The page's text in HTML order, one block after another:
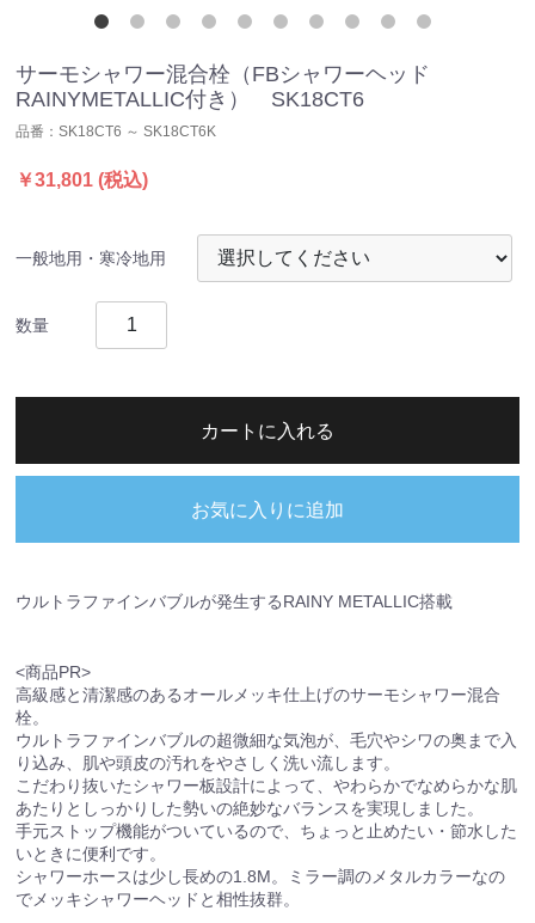
サーモシャワー混合栓（FBシャワーヘッド
RAINYMETALLIC付き） SK18CT6
品番： SK18CT6 ～ SK18CT6K
￥31,801 (税込)
一般地用・寒冷地用
数量
カートに入れる
お気に入りに追加
ウルトラファインバブルが発生するRAINY METALLIC搭載
<商品PR>
高級感と清潔感のあるオールメッキ仕上げのサーモシャワー混合
栓。
ウルトラファインバブルの超微細な気泡が、毛穴やシワの奥まで入
り込み、肌や頭皮の汚れをやさしく洗い流します。
こだわり抜いたシャワー板設計によって、やわらかでなめらかな肌
あたりとしっかりした勢いの絶妙なバランスを実現しました。
手元ストップ機能がついているので、ちょっと止めたい・節水した
いときに便利です。
シャワーホースは少し長めの1.8M。ミラー調のメタルカラーなの
でメッキシャワーヘッドと相性抜群。